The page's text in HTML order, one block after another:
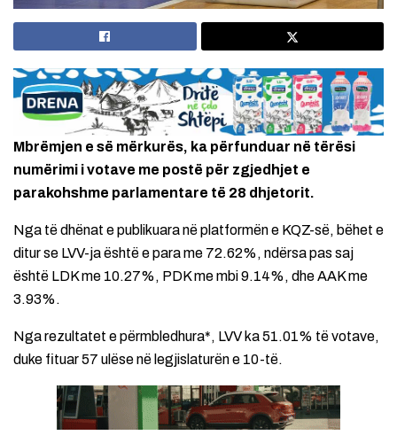
Mbrëmjen e së mërkurës, ka përfunduar në tërësi
numërimi i votave me postë për zgjedhjet e
parakohshme parlamentare të 28 dhjetorit.
Nga të dhënat e publikuara në platformën e KQZ-së, bëhet e
ditur se LVV-ja është e para me 72.62%, ndërsa pas saj
është LDK me 10.27%, PDK me mbi 9.14%, dhe AAK me
3.93%.
Nga rezultatet e përmbledhura*, LVV ka 51.01% të votave,
duke fituar 57 ulëse në legjislaturën e 10-të.